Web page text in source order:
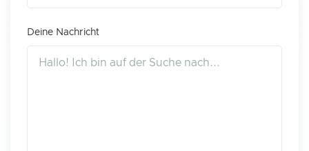
Deine Nachricht